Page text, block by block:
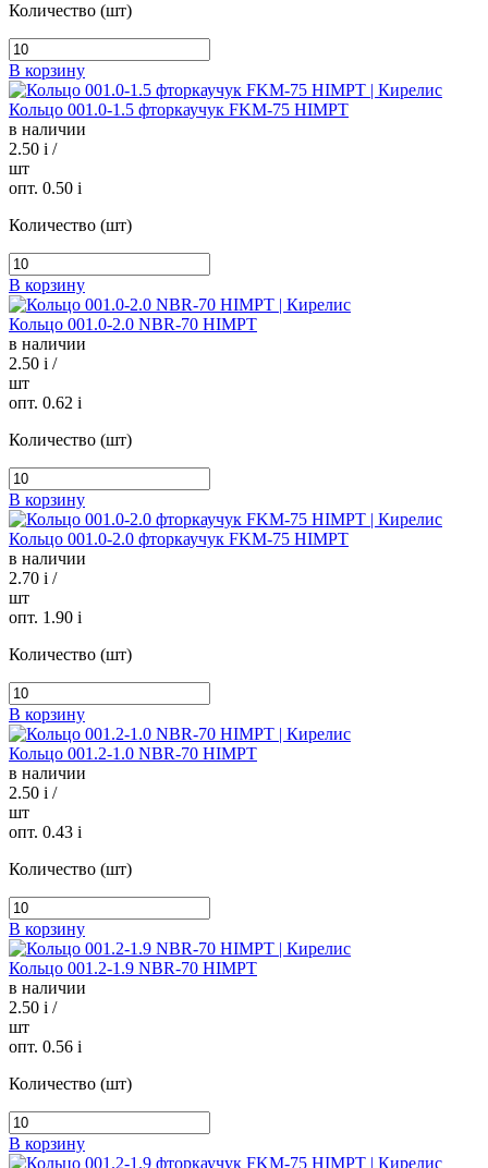
Количество (шт)
В корзину
Кольцо 001.0-1.5 фторкаучук FKM-75 HIMPT
в наличии
2.50 i /
шт
опт. 0.50 i
Количество (шт)
В корзину
Кольцо 001.0-2.0 NBR-70 HIMPT
в наличии
2.50 i /
шт
опт. 0.62 i
Количество (шт)
В корзину
Кольцо 001.0-2.0 фторкаучук FKM-75 HIMPT
в наличии
2.70 i /
шт
опт. 1.90 i
Количество (шт)
В корзину
Кольцо 001.2-1.0 NBR-70 HIMPT
в наличии
2.50 i /
шт
опт. 0.43 i
Количество (шт)
В корзину
Кольцо 001.2-1.9 NBR-70 HIMPT
в наличии
2.50 i /
шт
опт. 0.56 i
Количество (шт)
В корзину